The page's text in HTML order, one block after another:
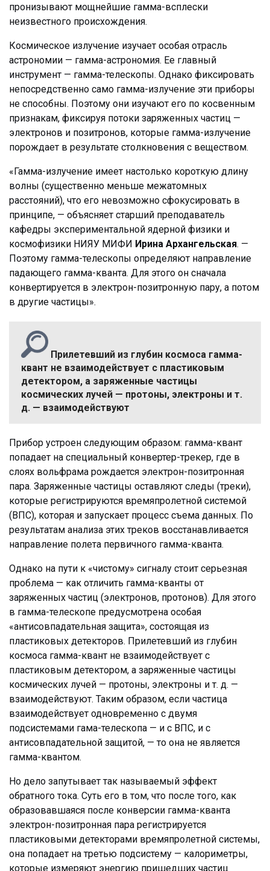
пронизывают мощнейшие гамма-всплески
неизвестного происхождения.
Космическое излучение изучает особая отрасль
астрономии — гамма-астрономия. Ее главный
инструмент — гамма-телескопы. Однако фиксировать
непосредственно само гамма-излучение эти приборы
не способны. Поэтому они изучают его по косвенным
признакам, фиксируя потоки заряженных частиц —
электронов и позитронов, которые гамма-излучение
порождает в результате столкновения с веществом.
«Гамма-излучение имеет настолько короткую длину
волны (существенно меньше межатомных
расстояний), что его невозможно сфокусировать в
принципе, — объясняет старший преподаватель
кафедры экспериментальной ядерной физики и
космофизики НИЯУ МИФИ Ирина Архангельская. —
Поэтому гамма-телескопы определяют направление
падающего гамма-кванта. Для этого он сначала
конвертируется в электрон-позитронную пару, а потом
в другие частицы».
Прилетевший из глубин космоса гамма-
квант не взаимодействует с пластиковым
детектором, а заряженные частицы
космических лучей — протоны, электроны и т.
д. — взаимодействуют
Прибор устроен следующим образом: гамма-квант
попадает на специальный конвертер-трекер, где в
слоях вольфрама рождается электрон-позитронная
пара. Заряженные частицы оставляют следы (треки),
которые регистрируются времяпролетной системой
(ВПС), которая и запускает процесс съема данных. По
результатам анализа этих треков восстанавливается
направление полета первичного гамма-кванта.
Однако на пути к «чистому» сигналу стоит серьезная
проблема — как отличить гамма-кванты от
заряженных частиц (электронов, протонов). Для этого
в гамма-телескопе предусмотрена особая
«антисовпадательная защита», состоящая из
пластиковых детекторов. Прилетевший из глубин
космоса гамма-квант не взаимодействует с
пластиковым детектором, а заряженные частицы
космических лучей — протоны, электроны и т. д. —
взаимодействуют. Таким образом, если частица
взаимодействует одновременно с двумя
подсистемами гама-телескопа — и с ВПС, и с
антисовпадательной защитой, — то она не является
гамма-квантом.
Но дело запутывает так называемый эффект
обратного тока. Суть его в том, что после того, как
образовавшаяся после конверсии гамма-кванта
электрон-позитронная пара регистрируется
пластиковыми детекторами времяпролетной системы,
она попадает на третью подсистему — калориметры,
которые измеряют энергию пришедших частиц